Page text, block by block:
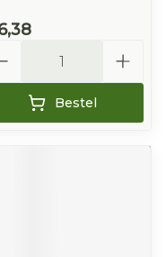
Bestel